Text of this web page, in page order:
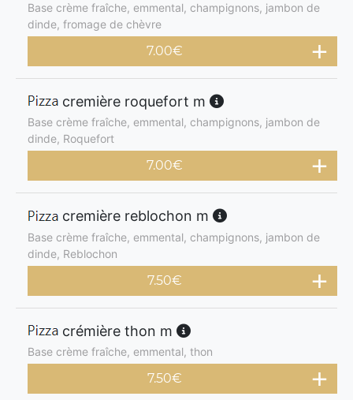
Base crème fraîche, emmental, champignons, jambon de
dinde, fromage de chèvre
7.00€
cremière roquefort m
Base crème fraîche, emmental, champignons, jambon de
dinde, Roquefort
7.00€
cremière reblochon m
Base crème fraîche, emmental, champignons, jambon de
dinde, Reblochon
7.50€
crémière thon m
Base crème fraîche, emmental, thon
7.50€